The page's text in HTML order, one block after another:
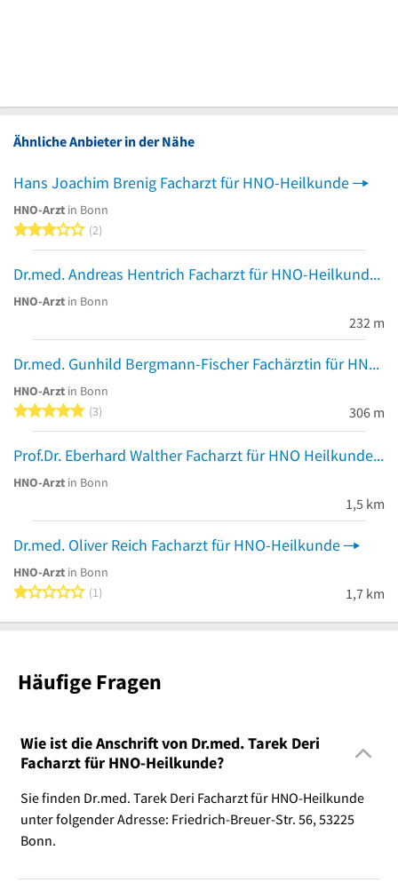
Ähnliche Anbieter in der Nähe
Hans Joachim Brenig Facharzt für HNO-Heilkunde
HNO-Arzt in Bonn
3 von 5 Sternen
2
Dr.med. Andreas Hentrich Facharzt für HNO-Heilkunde
HNO-Arzt in Bonn
232 m
Dr.med. Gunhild Bergmann-Fischer Fachärztin für HNO-Heilkunde
HNO-Arzt in Bonn
5 von 5 Sternen
3 306 m
Prof.Dr. Eberhard Walther Facharzt für HNO Heilkunde Plastische Operationen Servicetelefon
HNO-Arzt in Bonn
1,5 km
Dr.med. Oliver Reich Facharzt für HNO-Heilkunde
HNO-Arzt in Bonn
1 von 5 Sternen
1 1,7 km
Häufige Fragen
Wie ist die Anschrift von Dr.med. Tarek Deri
Facharzt für HNO-Heilkunde?
Sie finden Dr.med. Tarek Deri Facharzt für HNO-Heilkunde
unter folgender Adresse: Friedrich-Breuer-Str. 56, 53225
Bonn.